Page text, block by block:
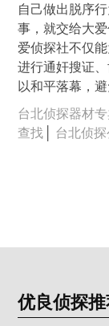
自己做出脱序
事，就交给大
爱侦探社不仅
进行通奸搜证
以和平落幕，
台北侦探器材
查找
台北侦探
优良侦探